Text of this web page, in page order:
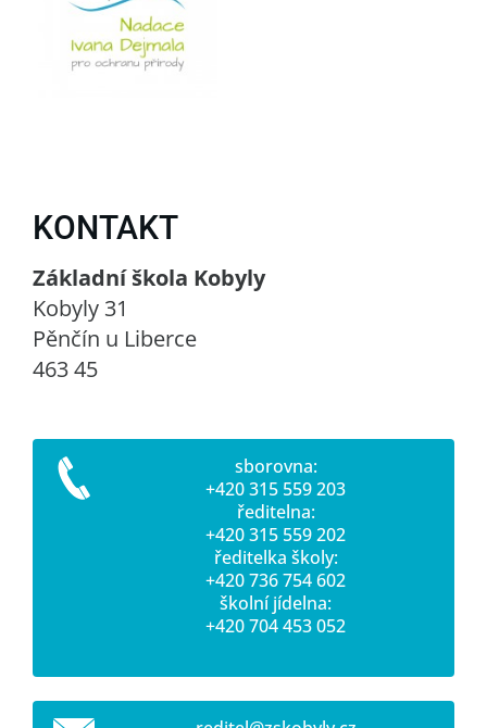
KONTAKT
Základní škola Kobyly
Kobyly 31
Pěnčín u Liberce
463 45
sborovna:
+420 315 559 203
ředitelna:
+420 315 559 202
ředitelka školy:
+420 736 754 602
školní jídelna:
+420 704 453 052